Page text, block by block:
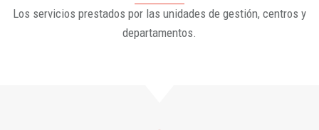
Los servicios prestados por las unidades de gestión, centros y
departamentos.